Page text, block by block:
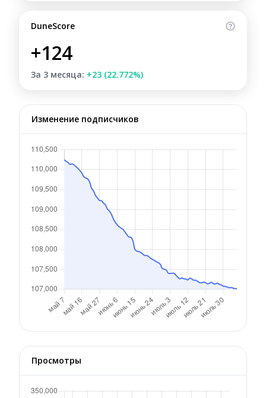
DuneScore
+124
За 3 месяца: +23 (22.772%)
Изменение подписчиков
Просмотры